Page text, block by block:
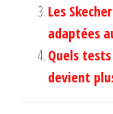
Les
adaptées
Quels
devient